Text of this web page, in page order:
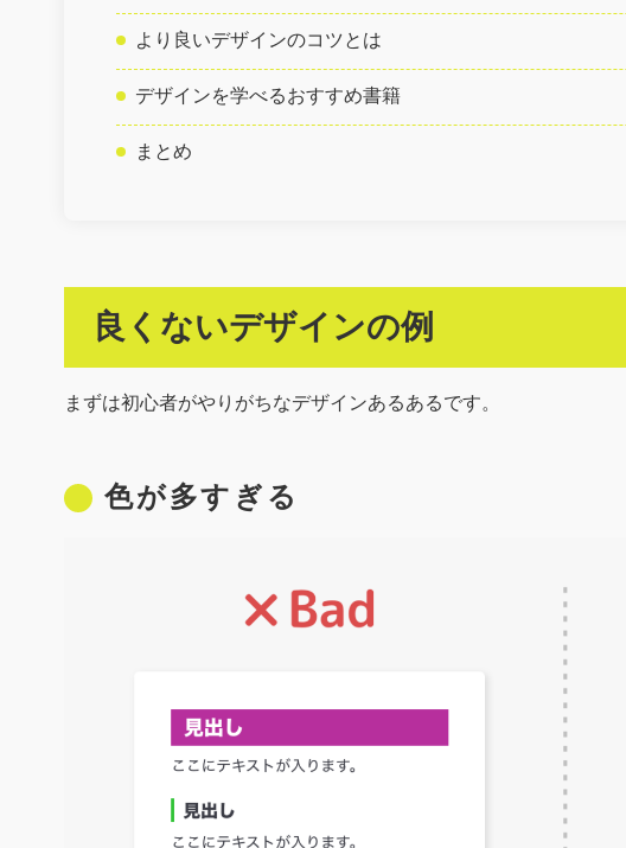
より良いデザインのコツとは
デザインを学べるおすすめ書籍
まとめ
良くないデザインの例
まずは初心者がやりがちなデザインあるあるです。
色が多すぎる